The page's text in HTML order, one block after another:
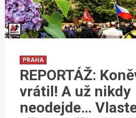
PRAHA
REPORTÁŽ:
vrátil! A už nikdy
neodejde…